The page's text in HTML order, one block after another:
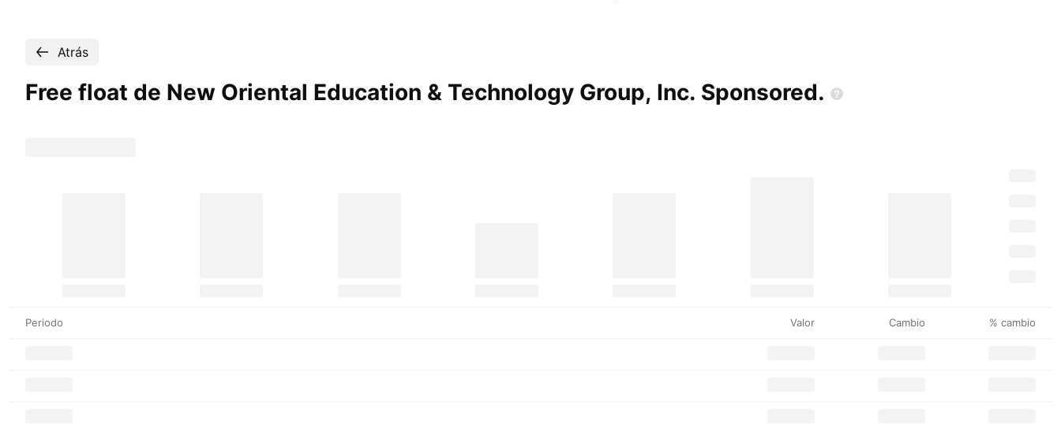
Atrás
Free float de New Oriental Education & Technology Group, Inc. Sponsored.
Periodo Valor Cambio % cambio